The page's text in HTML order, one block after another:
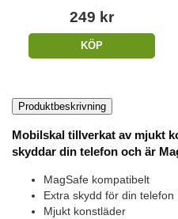
249 kr
KÖP
Produktbeskrivning
Mobilskal tillverkat av mjukt
skyddar din telefon och är
MagSafe kompatibelt
Extra skydd för din telefon
Mjukt konstläder